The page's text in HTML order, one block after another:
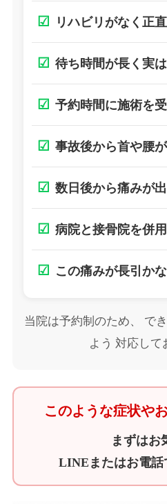
☑ リハビリがなく正
☑ 待ち時間が長く実
☑ 予約時間に施術を
☑ 事故後から首や腰
☑ 数日後から痛みが
☑ 病院と接骨院を併
☑ この痛みが長引か
当院は予約制のため、 で
よう 対応して
このような症状や
まずはお
LINEまたはお電話